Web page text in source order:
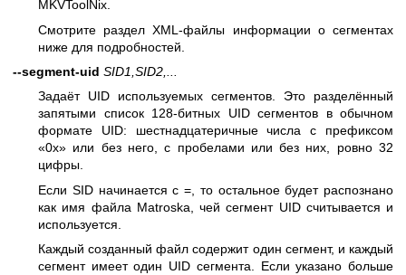
MKVToolNix.
Смотрите раздел XML-файлы информации о сегментах
ниже для подробностей.
--segment-uid SID1,SID2,...
Задаёт UID используемых сегментов. Это разделённый
запятыми список 128-битных UID сегментов в обычном
формате UID: шестнадцатеричные числа с префиксом
«0x» или без него, с пробелами или без них, ровно 32
цифры.
Если SID начинается с =, то остальное будет распознано
как имя файла Matroska, чей сегмент UID считывается и
используется.
Каждый созданный файл содержит один сегмент, и каждый
сегмент имеет один UID сегмента. Если указано больше